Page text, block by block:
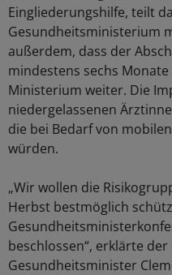
Eingliederungshilfe, teilt
Gesundheitsministerium
außerdem, dass der
mindestens sechs
Ministerium weiter. Die
niedergelassenen
die bei Bedarf von
würden.
„Wir wollen die
Herbst bestmöglich
beschlossen“, erklärte
Gesundheitsminister